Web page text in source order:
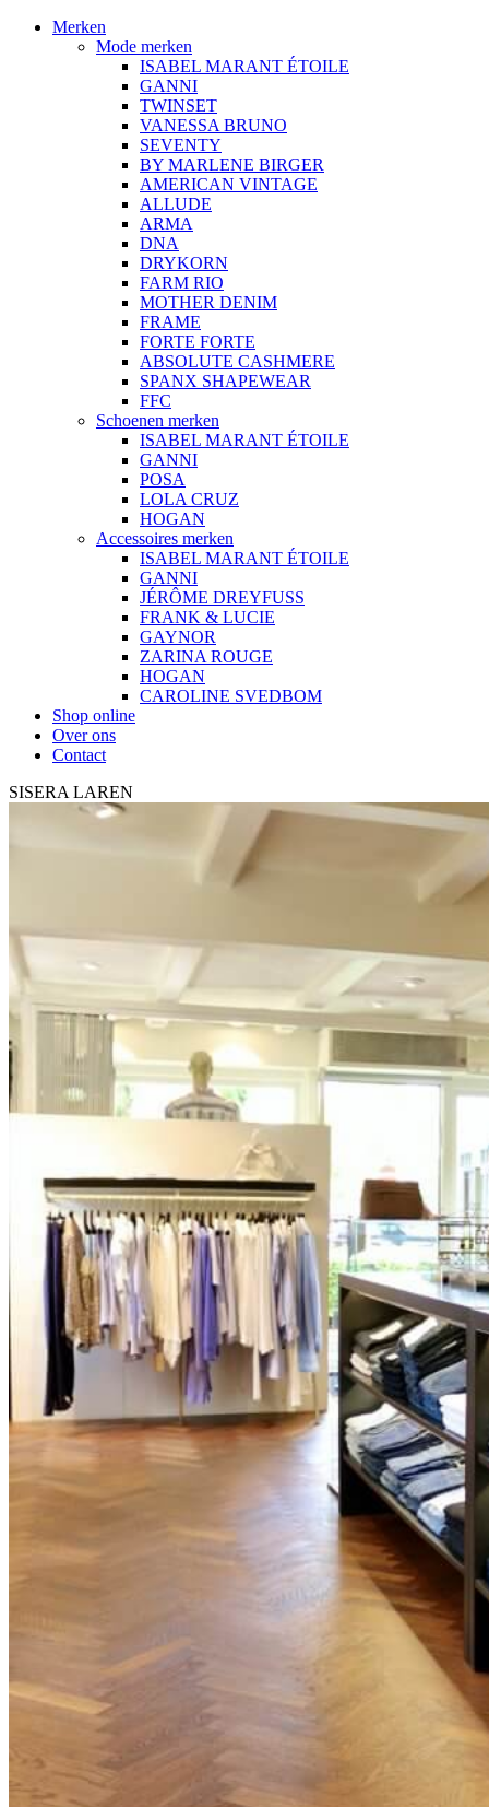
Merken
Mode merken
ISABEL MARANT ÉTOILE
GANNI
TWINSET
VANESSA BRUNO
SEVENTY
BY MARLENE BIRGER
AMERICAN VINTAGE
ALLUDE
ARMA
DNA
DRYKORN
FARM RIO
MOTHER DENIM
FRAME
FORTE FORTE
ABSOLUTE CASHMERE
SPANX SHAPEWEAR
FFC
Schoenen merken
ISABEL MARANT ÉTOILE
GANNI
POSA
LOLA CRUZ
HOGAN
Accessoires merken
ISABEL MARANT ÉTOILE
GANNI
JÉRÔME DREYFUSS
FRANK & LUCIE
GAYNOR
ZARINA ROUGE
HOGAN
CAROLINE SVEDBOM
Shop online
Over ons
Contact
SISERA LAREN